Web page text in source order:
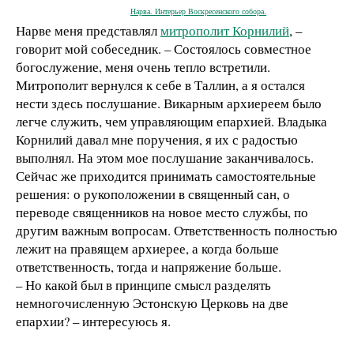
Нарва. Интерьер Воскресенского собора.
Нарве меня представлялмитрополит Корнилий, –
говорит мой собеседник. – Состоялось совместное
богослужение, меня очень тепло встретили.
Митрополит вернулся к себе в Таллин, а я остался
нести здесь послушание. Викарным архиереем было
легче служить, чем управляющим епархией. Владыка
Корнилий давал мне поручения, я их с радостью
выполнял. На этом мое послушание заканчивалось.
Сейчас же приходится принимать самостоятельные
решения: о рукоположении в священный сан, о
переводе священников на новое место службы, по
другим важным вопросам. Ответственность полностью
лежит на правящем архиерее, а когда больше
ответственность, тогда и напряжение больше.
– Но какой был в принципе смысл разделять
немногочисленную Эстонскую Церковь на две
епархии? – интересуюсь я.